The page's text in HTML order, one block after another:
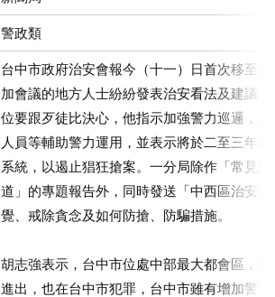
警政類
台中市政府治安會報今（十一）日首次移至
加會議的地方人士紛紛發表治安看法及建議
位要跟歹徒比決心，他指示加強警力巡邏，
人員等輔助警力運用，並表示將於二至三年
系統，以遏止猖狂搶案。一分局除作「常見
道」的專題報告外，同時發送「中西區治安
覺、戒除貪念及如何防搶、防騙措施。
胡志強表示，台中市位處中部最大都會區，
進出，也在台中市犯罪，台中市雖有增加警